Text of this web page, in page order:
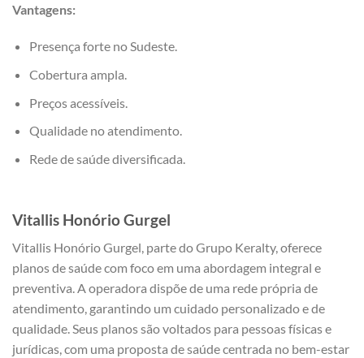
Vantagens:
Presença forte no Sudeste.
Cobertura ampla.
Preços acessíveis.
Qualidade no atendimento.
Rede de saúde diversificada.
Vitallis Honório Gurgel
Vitallis Honório Gurgel, parte do Grupo Keralty, oferece
planos de saúde com foco em uma abordagem integral e
preventiva. A operadora dispõe de uma rede própria de
atendimento, garantindo um cuidado personalizado e de
qualidade. Seus planos são voltados para pessoas físicas e
jurídicas, com uma proposta de saúde centrada no bem-estar